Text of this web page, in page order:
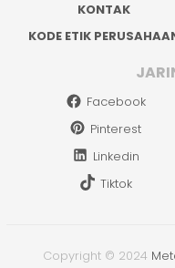
KONTAK
KODE ETIK
Facebook
Pinterest
Linkedin
Tiktok
Copyright © 2024